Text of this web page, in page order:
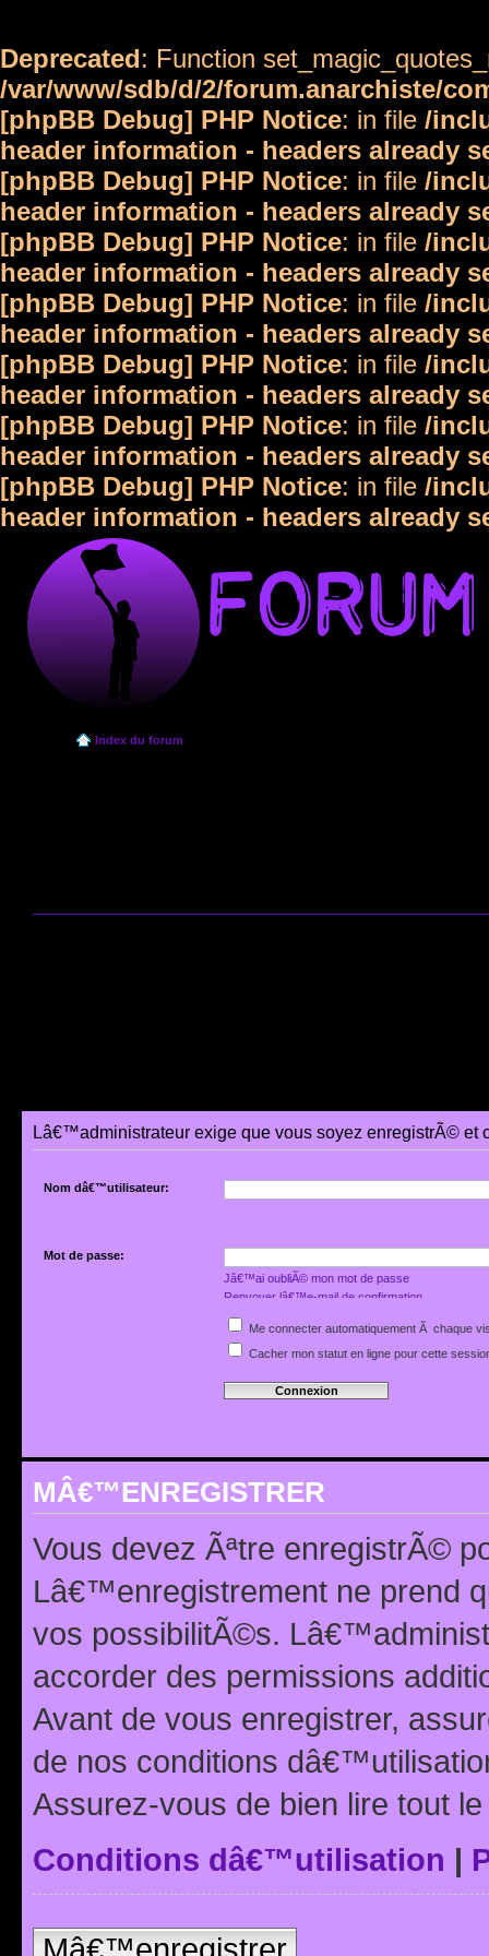
Deprecated: Function
/var/www/sdb/d/2/forum.anarchiste/
[phpBB Debug] PHP Notice: in file /
header information - headers already
[phpBB Debug] PHP Notice: in file /
header information - headers already
[phpBB Debug] PHP Notice: in file /
header information - headers already
[phpBB Debug] PHP Notice: in file /
header information - headers already
[phpBB Debug] PHP Notice: in file /
header information - headers already
[phpBB Debug] PHP Notice: in file /
header information - headers already
[phpBB Debug] PHP Notice: in file /
header information - headers already
Index du forum
Lâ€™administrateur exige que vous soyez enregistrÃ©
Nom dâ€™utilisateur:
Mot de passe:
Jâ€™ai oubliÃ© mon mot de passe
Renvoyer lâ€™e-mail de confirmation
Me connecter automatiquement Ã chaque
Cacher mon statut en ligne pour cette
MÂ€™ENREGISTRER
Vous devez Ãªtre enregistrÃ©
Lâ€™enregistrement ne prend
vos possibilitÃ©s.
accorder des permissions
Avant de vous enregistrer,
de nos conditions
Assurez-vous de bien lire tout
Conditions dâ€™utilisation |
Mâ€™enregistrer